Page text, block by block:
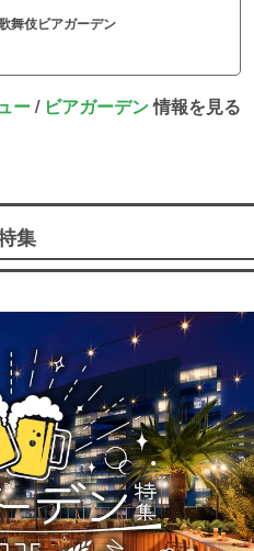
舞伎ビアガーデン
ー/ ビアガーデン情報を見る
集